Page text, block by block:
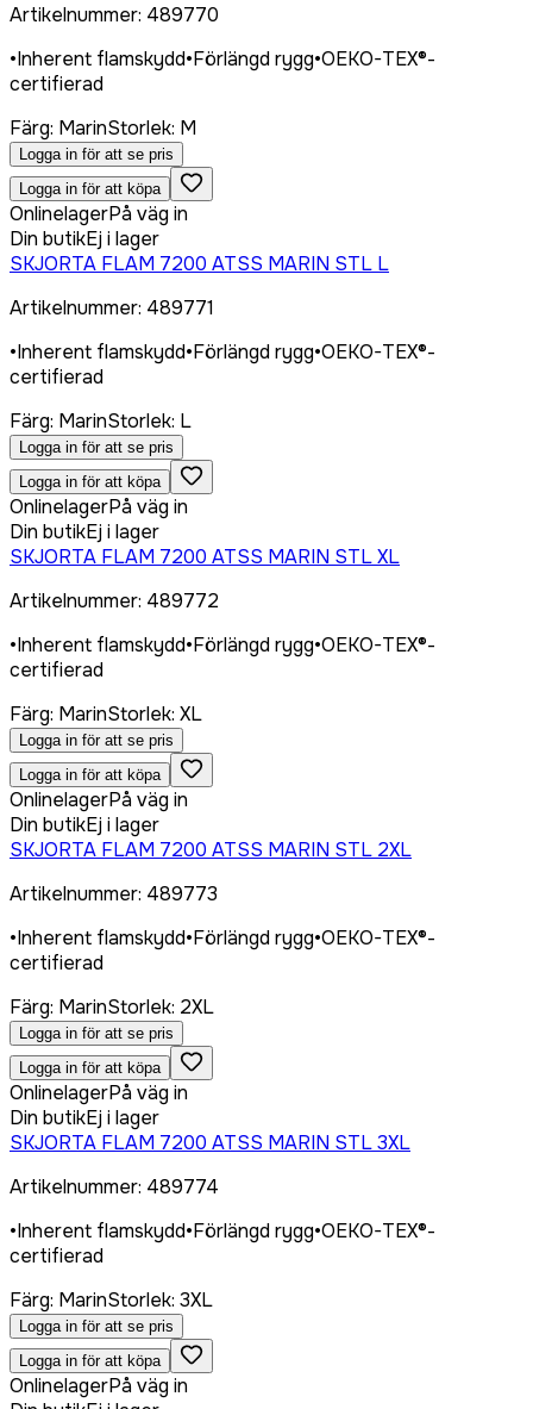
Artikelnummer: 489770
•Inherent flamskydd•Förlängd rygg•OEKO-TEX®-
certifierad
Färg: MarinStorlek: M
Logga in för att se pris
Logga in för att köpa
OnlinelagerPå väg in
Din butikEj i lager
SKJORTA FLAM 7200 ATSS MARIN STL L
Artikelnummer: 489771
•Inherent flamskydd•Förlängd rygg•OEKO-TEX®-
certifierad
Färg: MarinStorlek: L
Logga in för att se pris
Logga in för att köpa
OnlinelagerPå väg in
Din butikEj i lager
SKJORTA FLAM 7200 ATSS MARIN STL XL
Artikelnummer: 489772
•Inherent flamskydd•Förlängd rygg•OEKO-TEX®-
certifierad
Färg: MarinStorlek: XL
Logga in för att se pris
Logga in för att köpa
OnlinelagerPå väg in
Din butikEj i lager
SKJORTA FLAM 7200 ATSS MARIN STL 2XL
Artikelnummer: 489773
•Inherent flamskydd•Förlängd rygg•OEKO-TEX®-
certifierad
Färg: MarinStorlek: 2XL
Logga in för att se pris
Logga in för att köpa
OnlinelagerPå väg in
Din butikEj i lager
SKJORTA FLAM 7200 ATSS MARIN STL 3XL
Artikelnummer: 489774
•Inherent flamskydd•Förlängd rygg•OEKO-TEX®-
certifierad
Färg: MarinStorlek: 3XL
Logga in för att se pris
Logga in för att köpa
OnlinelagerPå väg in